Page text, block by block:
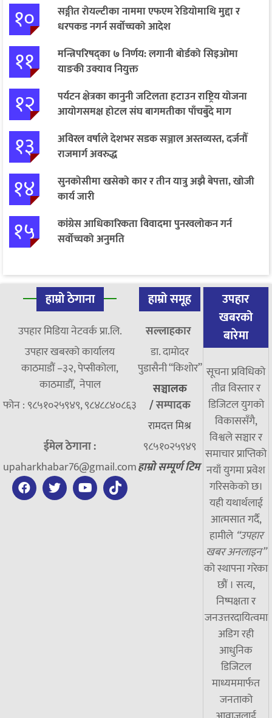
१०
सङ्गीत रोयल्टीका नाममा एफएम रेडियोमाथि मुद्दा र
धरपकड नगर्न सर्वोच्चको आदेश
११
मन्त्रिपरिषद्का ७ निर्णय: लगानी बोर्डको सिइओमा
याङकी उक्याव नियुक्त
१२
पर्यटन क्षेत्रका कानुनी जटिलता हटाउन राष्ट्रिय योजना
आयोगसमक्ष होटल संघ बागमतीका पाँचबुँदे माग
१३
अविरल वर्षाले देशभर सडक सञ्जाल अस्तव्यस्त, दर्जनौँ
राजमार्ग अवरुद्ध
१४
सुनकोसीमा खसेको कार र तीन यात्रु अझै बेपत्ता, खोजी
कार्य जारी
१५
कांग्रेस आधिकारिकता विवादमा पुनरवलोकन गर्न
सर्वोच्चको अनुमति
हाम्रो ठेगाना
उपहार मिडिया नेटवर्क प्रा.लि.
उपहार खबरको कार्यालय
काठमाडौं –३२, पेप्सीकोला,
काठमाडौँ, नेपाल
फोन : ९८५१०२५९४९, ९८४८८४०८६३
ईमेल ठेगाना :
upaharkhabar76@gmail.com
हाम्रो समूह
सल्लाहकार
डा. दामाेदर
पुडासैनी “किशाेर”
सञ्चालक
/सम्पादक
रामदत्त मिश्र
९८५१०२५९४९
हाम्रो सम्पूर्ण टिम
उपहार
खबरको
बारेमा
सूचना प्रविधिको
तीव्र विस्तार र
डिजिटल युगको
विकाससँगै,
विश्वले सञ्चार र
समाचार प्राप्तिको
नयाँ युगमा प्रवेश
गरिसकेको छ।
यही यथार्थलाई
आत्मसात गर्दै,
हामीले “उपहार
खबर अनलाइन”
को स्थापना गरेका
छौं । सत्य,
निष्पक्षता र
जनउत्तरदायित्वमा
अडिग रही
आधुनिक
डिजिटल
माध्यममार्फत
जनताको